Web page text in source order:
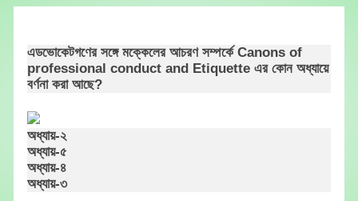
content
এডভোকেটগণের সঙ্গে মক্কেলের আচরণ সম্পর্কে Canons of
professional conduct and Etiquette এর কোন অধ্যায়ে
বর্ণনা করা আছে?
অধ্যায়-২
অধ্যায়-৫
অধ্যায়-৪
অধ্যায়-৩